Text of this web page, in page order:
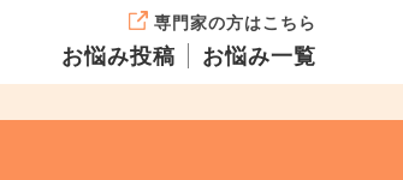
専門家の方はこちら
お悩み投稿 お悩み一覧